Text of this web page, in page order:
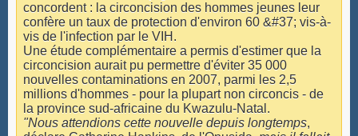
concordent : la circoncision des hommes jeunes leur
confère un taux de protection d'environ 60 &#37; vis-à-
vis de l'infection par le VIH.
Une étude complémentaire a permis d'estimer que la
circoncision aurait pu permettre d'éviter 35 000
nouvelles contaminations en 2007, parmi les 2,5
millions d'hommes - pour la plupart non circoncis - de
la province sud-africaine du Kwazulu-Natal.
"Nous attendions cette nouvelle depuis longtemps,